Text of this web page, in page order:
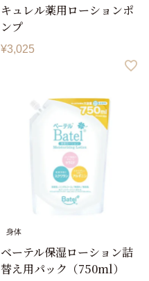
キュレル薬用ローションポ
ンプ
¥3,025
身体
ベーテル保湿ローション詰
替え用パック（750ml）